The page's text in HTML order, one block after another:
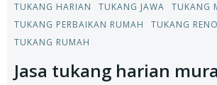
TUKANG HARIAN
TUKANG JAWA
TUKANG
TUKANG PERBAIKAN RUMAH
TUKANG
TUKANG RUMAH
Jasa tukang harian